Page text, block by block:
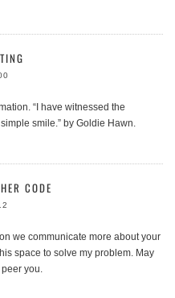
“I have witnessed the
smile.” by Goldie Hawn.
CODE
we communicate more about your
space to solve my problem. May
peer you.